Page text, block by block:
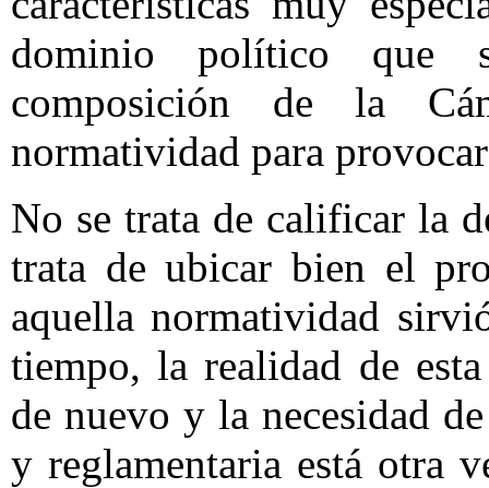
dominio político que
composición de la
normatividad para
No se trata de calificar la
trata de ubicar bien el
aquella normatividad
tiempo, la realidad de
de nuevo y la necesidad
y reglamentaria está otra